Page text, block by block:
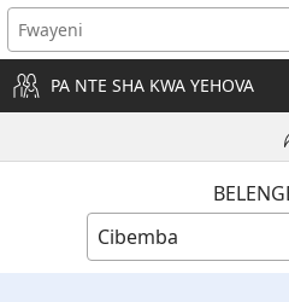
PA NTE SHA KWA YEHOVA